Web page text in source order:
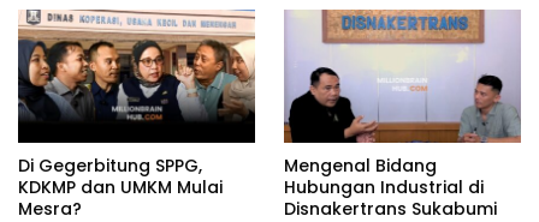
Di Gegerbitung SPPG,
KDKMP dan UMKM Mulai
Mesra?
Mengenal Bidang
Hubungan Industrial di
Disnakertrans Sukabumi